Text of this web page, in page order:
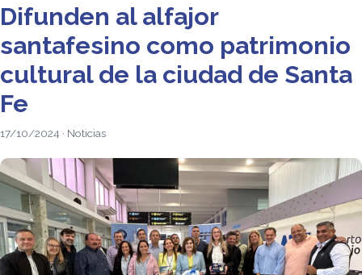
Difunden al alfajor
santafesino como patrimonio
cultural de la ciudad de Santa
Fe
17/10/2024 · Noticias